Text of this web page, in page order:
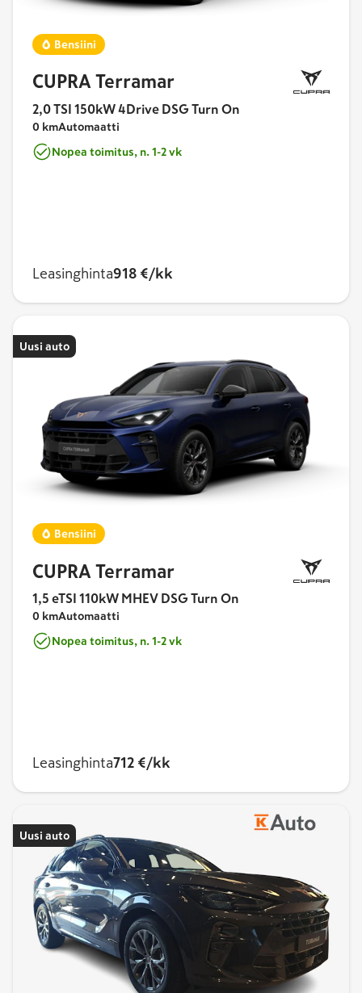
Bensiini
CUPRA Terramar
2,0 TSI 150kW 4Drive DSG Turn On
0 kmAutomaatti
Nopea toimitus, n. 1-2 vk
Leasinghinta918 €/kk
Uusi auto
Bensiini
CUPRA Terramar
1,5 eTSI 110kW MHEV DSG Turn On
0 kmAutomaatti
Nopea toimitus, n. 1-2 vk
Leasinghinta712 €/kk
Uusi auto